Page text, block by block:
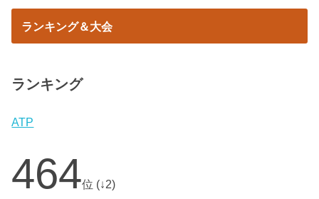
ランキング＆大会
ランキング
ATP
464位 (↓2)